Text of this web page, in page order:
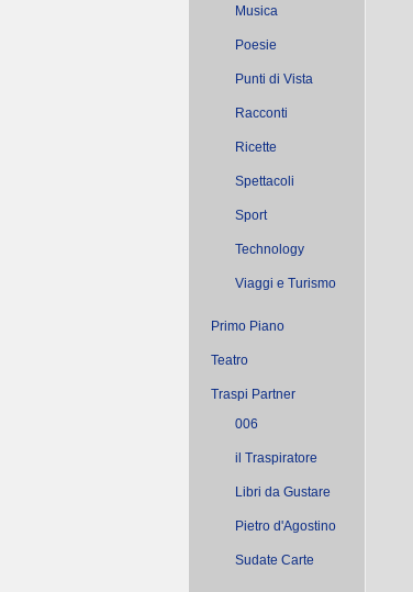
Musica
Poesie
Punti di Vista
Racconti
Ricette
Spettacoli
Sport
Technology
Viaggi e Turismo
Primo Piano
Teatro
Traspi Partner
006
il Traspiratore
Libri da Gustare
Pietro d'Agostino
Sudate Carte